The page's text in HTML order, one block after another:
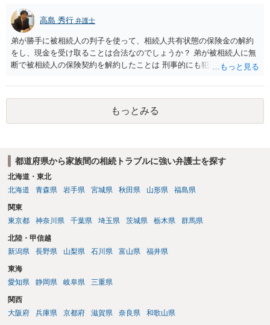
高島 秀行 弁護士
弟が勝手に被相続人の判子を使って、相続人共有状態の保険金の解約
をし、現金を受け取ることは合法なのでしょうか？ 弟が被相続人に無
断で被相続人の保険契約を解約したことは 刑事的にも犯罪となる可能
された書類のコピーを取得して、弁護士に面談で詳しい事情を話して
相談 されたら良いと思います。
もっとみる
都道府県から家族間の相続トラブルに強い弁護士を探す
北海道・東北
北海道
青森県 岩手県 宮城県 秋田県 山形県 福島県
関東
東京都
神奈川県 千葉県 埼玉県 茨城県 栃木県 群馬県
北陸・甲信越
新潟県
長野県 山梨県 石川県 富山県 福井県
東海
愛知県
静岡県 岐阜県 三重県
関西
大阪府
兵庫県 京都府 滋賀県 奈良県 和歌山県